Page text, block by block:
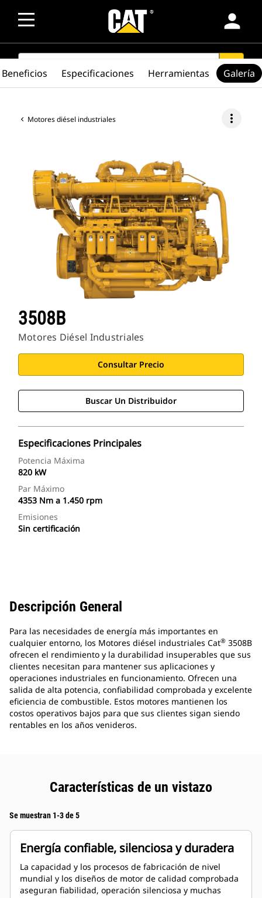
person
SEARCH search
Motores diésel industriales more_vert
3508B
Motores Diésel Industriales
Consultar Precio
Buscar Un Distribuidor
Especificaciones Principales
Potencia Máxima
820 kW
Par Máximo
4353 Nm a 1.450 rpm
Emisiones
Sin certificación
Beneficios Especificaciones Herramientas Galería
Descripción General
Para las necesidades de energía más importantes en
cualquier entorno, los Motores diésel industriales Cat® 3508B
ofrecen el rendimiento y la durabilidad insuperables que sus
clientes necesitan para mantener sus aplicaciones y
operaciones industriales en funcionamiento. Ofrecen una
salida de alta potencia, confiabilidad comprobada y excelente
eficiencia de combustible. Estos motores mantienen los
costos operativos bajos para que sus clientes sigan siendo
rentables en los años venideros.
Características de un vistazo
Se muestran 1-3 de 5
Energía confiable, silenciosa y duradera
La capacidad y los procesos de fabricación de nivel
mundial y los diseños de motor de calidad comprobada
aseguran fiabilidad, operación silenciosa y muchas